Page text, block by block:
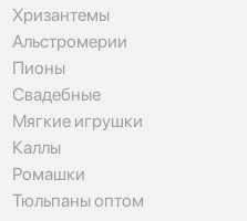
Хризантемы
Альстромерии
Пионы
Свадебные
Мягкие игрушки
Каллы
Ромашки
Тюльпаны оптом